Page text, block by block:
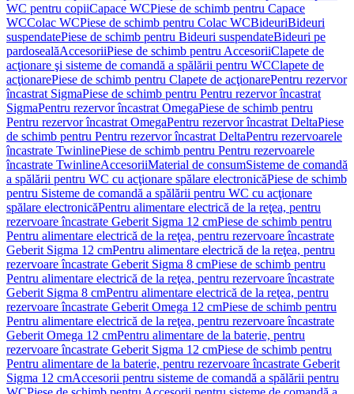
WC pentru copiiCapace WCPiese de schimb pentru Capace
WCColac WCPiese de schimb pentru Colac WCBideuriBideuri
suspendatePiese de schimb pentru Bideuri suspendateBideuri pe
pardosealăAccesoriiPiese de schimb pentru AccesoriiClapete de
acţionare şi sisteme de comandă a spălării pentru WCClapete de
acţionarePiese de schimb pentru Clapete de acţionarePentru rezervor
încastrat SigmaPiese de schimb pentru Pentru rezervor încastrat
SigmaPentru rezervor încastrat OmegaPiese de schimb pentru
Pentru rezervor încastrat OmegaPentru rezervor încastrat DeltaPiese
de schimb pentru Pentru rezervor încastrat DeltaPentru rezervoarele
încastrate TwinlinePiese de schimb pentru Pentru rezervoarele
încastrate TwinlineAccesoriiMaterial de consumSisteme de comandă
a spălării pentru WC cu acţionare spălare electronicăPiese de schimb
pentru Sisteme de comandă a spălării pentru WC cu acţionare
spălare electronicăPentru alimentare electrică de la reţea, pentru
rezervoare încastrate Geberit Sigma 12 cmPiese de schimb pentru
Pentru alimentare electrică de la reţea, pentru rezervoare încastrate
Geberit Sigma 12 cmPentru alimentare electrică de la reţea, pentru
rezervoare încastrate Geberit Sigma 8 cmPiese de schimb pentru
Pentru alimentare electrică de la reţea, pentru rezervoare încastrate
Geberit Sigma 8 cmPentru alimentare electrică de la reţea, pentru
rezervoare încastrate Geberit Omega 12 cmPiese de schimb pentru
Pentru alimentare electrică de la reţea, pentru rezervoare încastrate
Geberit Omega 12 cmPentru alimentare de la baterie, pentru
rezervoare încastrate Geberit Sigma 12 cmPiese de schimb pentru
Pentru alimentare de la baterie, pentru rezervoare încastrate Geberit
Sigma 12 cmAccesorii pentru sisteme de comandă a spălării pentru